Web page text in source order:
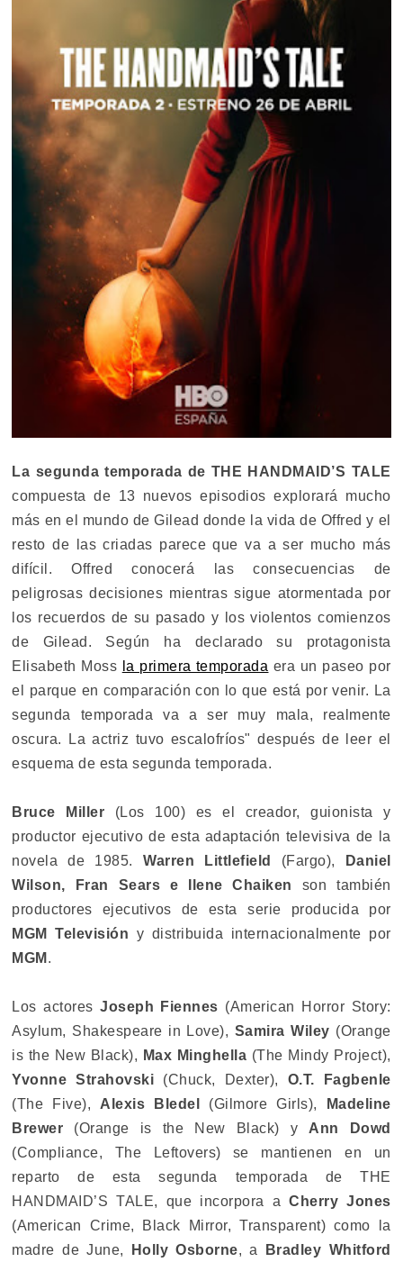
La segunda temporada de THE HANDMAID’S TALE
compuesta de 13 nuevos episodios explorará mucho
más en el mundo de Gilead donde la vida de Offred y el
resto de las criadas parece que va a ser mucho más
difícil. Offred conocerá las consecuencias de
peligrosas decisiones mientras sigue atormentada por
los recuerdos de su pasado y los violentos comienzos
de Gilead. Según ha declarado su protagonista
Elisabeth Moss la primera temporada era un paseo por
el parque en comparación con lo que está por venir. La
segunda temporada va a ser muy mala, realmente
oscura. La actriz tuvo escalofríos" después de leer el
esquema de esta segunda temporada.
Bruce Miller (Los 100) es el creador, guionista y
productor ejecutivo de esta adaptación televisiva de la
novela de 1985. Warren Littlefield (Fargo),
Daniel
Wilson, Fran Sears e Ilene Chaiken
son también
productores ejecutivos de esta serie producida por
MGM Televisión y distribuida internacionalmente por
MGM .
Los actoresJoseph Fiennes (American Horror Story:
Asylum, Shakespeare in Love), Samira Wiley (Orange
is the New Black), Max Minghella (The Mindy Project),
Yvonne Strahovski (Chuck, Dexter), O.T. Fagbenle
(The Five), Alexis Bledel (Gilmore Girls),
Madeline
Brewer (Orange is the New Black) y Ann Dowd
(Compliance, The Leftovers) se mantienen en un
reparto de esta segunda temporada de THE
HANDMAID’S TALE, que incorpora aCherry Jones
(American Crime, Black Mirror, Transparent) como la
madre de June,
Holly Osborne, a Bradley Whitford